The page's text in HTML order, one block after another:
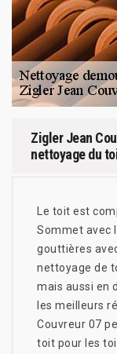
Zigler Jean
nettoyage du
Le toit est
Sommet avec
gouttières
nettoyage de
mais aussi en
les meilleurs
Couvreur 07
toit pour les